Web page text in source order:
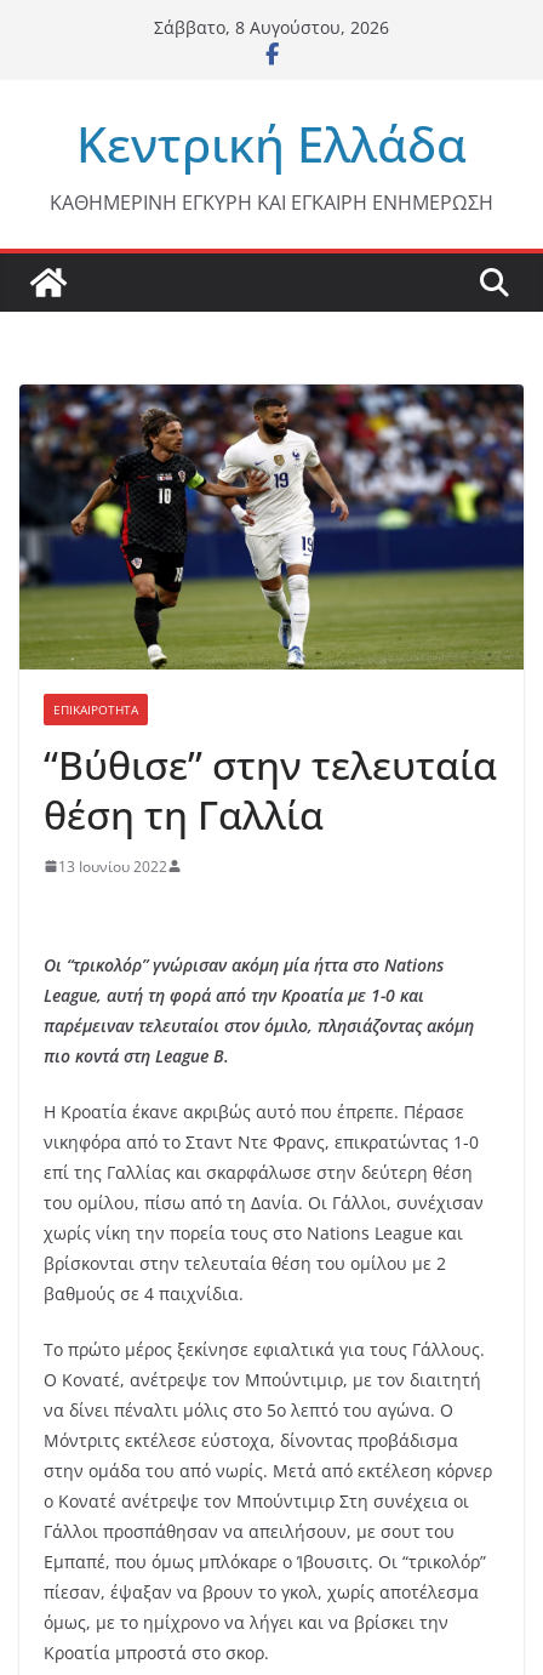
Σάββατο, 8 Αυγούστου, 2026
Κεντρική Ελλάδα
ΚΑΘΗΜΕΡΙΝΗ ΕΓΚΥΡΗ ΚΑΙ ΕΓΚΑΙΡΗ ΕΝΗΜΕΡΩΣΗ
ΕΠΙΚΑΙΡΟΤΗΤΑ
“Βύθισε” στην τελευταία
θέση τη Γαλλία
13 Ιουνίου 2022
Οι “τρικολόρ” γνώρισαν ακόμη μία ήττα στο Nations
League, αυτή τη φορά από την Κροατία με 1-0 και
παρέμειναν τελευταίοι στον όμιλο, πλησιάζοντας ακόμη
πιο κοντά στη League B.
Η Κροατία έκανε ακριβώς αυτό που έπρεπε. Πέρασε
νικηφόρα από το Σταντ Ντε Φρανς, επικρατώντας 1-0
επί της Γαλλίας και σκαρφάλωσε στην δεύτερη θέση
του ομίλου, πίσω από τη Δανία. Οι Γάλλοι, συνέχισαν
χωρίς νίκη την πορεία τους στο Nations League και
βρίσκονται στην τελευταία θέση του ομίλου με 2
βαθμούς σε 4 παιχνίδια.
Το πρώτο μέρος ξεκίνησε εφιαλτικά για τους Γάλλους.
Ο Κονατέ, ανέτρεψε τον Μπούντιμιρ, με τον διαιτητή
να δίνει πέναλτι μόλις στο 5ο λεπτό του αγώνα. Ο
Μόντριτς εκτέλεσε εύστοχα, δίνοντας προβάδισμα
στην ομάδα του από νωρίς. Μετά από εκτέλεση κόρνερ
ο Κονατέ ανέτρεψε τον Μπούντιμιρ Στη συνέχεια οι
Γάλλοι προσπάθησαν να απειλήσουν, με σουτ του
Εμπαπέ, που όμως μπλόκαρε ο Ίβουσιτς. Οι “τρικολόρ”
πίεσαν, έψαξαν να βρουν το γκολ, χωρίς αποτέλεσμα
όμως, με το ημίχρονο να λήγει και να βρίσκει την
Κροατία μπροστά στο σκορ.